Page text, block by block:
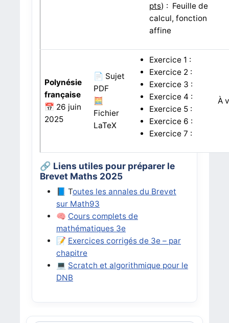
pts) : Feuille de
calcul, fonction
affine
Polynésie
française
📅 26 juin
2025
📄 Sujet
PDF
🧮
Fichier
LaTeX
Exercice 1 :
Exercice 2 :
Exercice 3 :
Exercice 4 :
Exercice 5 :
Exercice 6 :
Exercice 7 :
À
🔗 Liens utiles pour préparer le
Brevet Maths 2025
📘 Toutes les annales du Brevet
sur Math93
🧠 Cours complets de
mathématiques 3e
📝 Exercices corrigés de 3e – par
chapitre
💻 Scratch et algorithmique pour le
DNB